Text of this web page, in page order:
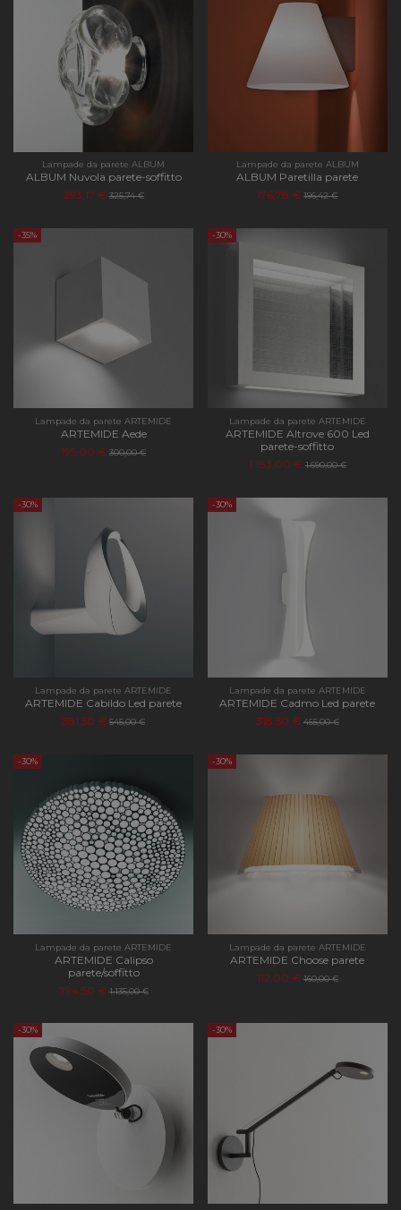
Lampade da parete ALBUM
ALBUM Nuvola parete-soffitto
293,17 € 325,74 €
Lampade da parete ALBUM
ALBUM Paretilla parete
176,78 € 196,42 €
-35%
Lampade da parete ARTEMIDE
ARTEMIDE Aede
195,00 € 300,00 €
-30%
Lampade da parete ARTEMIDE
ARTEMIDE Altrove 600 Led
parete-soffitto
1.183,00 € 1.690,00 €
-30%
Lampade da parete ARTEMIDE
ARTEMIDE Cabildo Led parete
381,50 € 545,00 €
-30%
Lampade da parete ARTEMIDE
ARTEMIDE Cadmo Led parete
318,50 € 455,00 €
-30%
Lampade da parete ARTEMIDE
ARTEMIDE Calipso
parete/soffitto
794,50 € 1.135,00 €
-30%
Lampade da parete ARTEMIDE
ARTEMIDE Choose parete
112,00 € 160,00 €
-30% -30%